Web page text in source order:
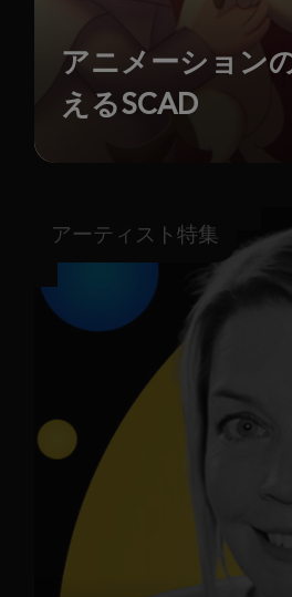
アニメーション
えるSCAD
アーティスト特集